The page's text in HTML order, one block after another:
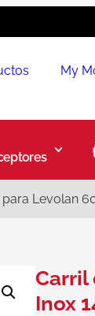
My
Levolan
Carril
Inox